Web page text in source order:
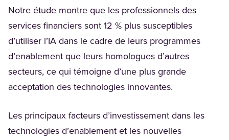
Notre étude montre que les professionnels des
services financiers sont 12 % plus susceptibles
d’utiliser l’IA dans le cadre de leurs programmes
d’enablement que leurs homologues d’autres
secteurs, ce qui témoigne d’une plus grande
acceptation des technologies innovantes.
Les principaux facteurs d’investissement dans les
technologies d’enablement et les nouvelles